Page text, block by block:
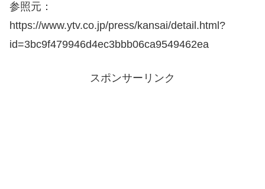
参照元：
https://www.ytv.co.jp/press/kansai/detail.html?
id=3bc9f479946d4ec3bbb06ca9549462ea
スポンサーリンク